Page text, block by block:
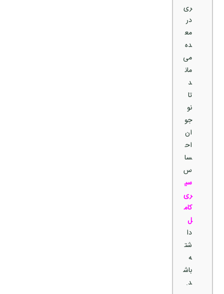
ری
در
مع
ده
می‌
مان
د
تا
نو
جو
ان
اح
سا
س
سی
ری
کام
ل
دا
شت
ه
باش
د.